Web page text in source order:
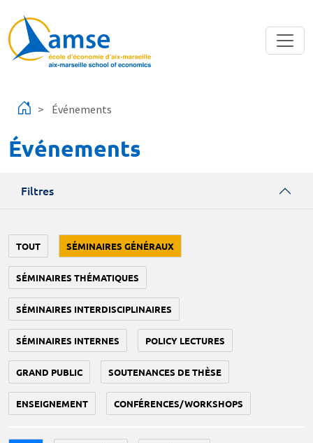
Événements
Événements
Filtres
TOUT SÉMINAIRES GÉNÉRAUX
SÉMINAIRES THÉMATIQUES
SÉMINAIRES INTERDISCIPLINAIRES
SÉMINAIRES INTERNES POLICY LECTURES
GRAND PUBLIC SOUTENANCES DE THÈSE
ENSEIGNEMENT CONFÉRENCES/WORKSHOPS